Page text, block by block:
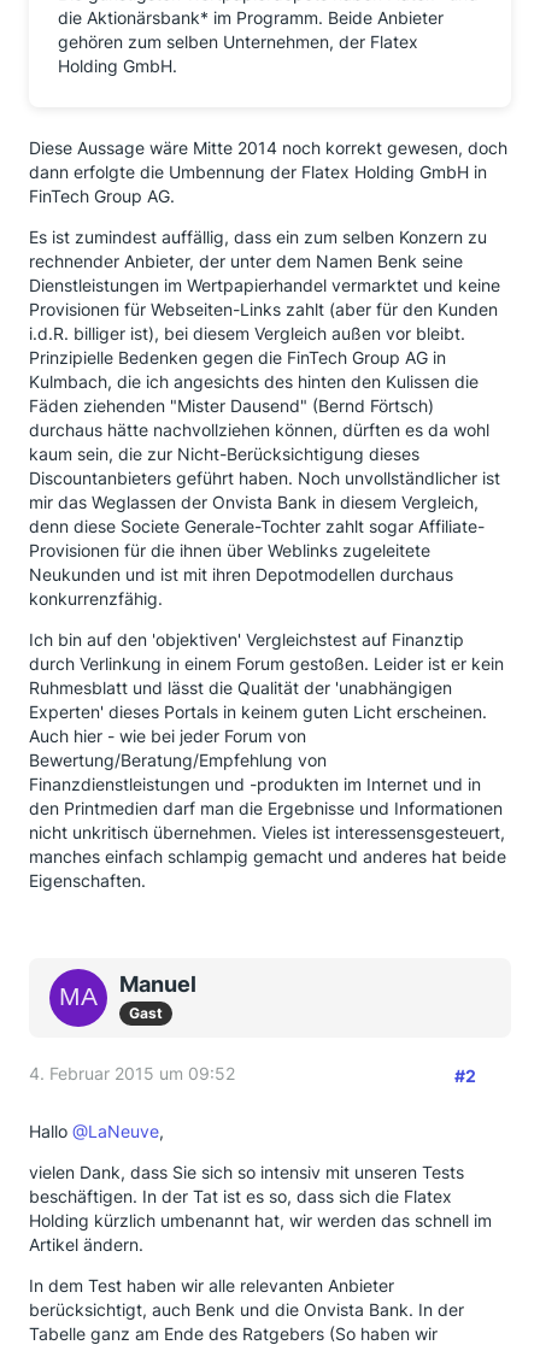
die Aktionärsbank* im Programm. Beide Anbieter
gehören zum selben Unternehmen, der Flatex
Holding GmbH.
Diese Aussage wäre Mitte 2014 noch korrekt gewesen, doch
dann erfolgte die Umbennung der Flatex Holding GmbH in
FinTech Group AG.
Es ist zumindest auffällig, dass ein zum selben Konzern zu
rechnender Anbieter, der unter dem Namen Benk seine
Dienstleistungen im Wertpapierhandel vermarktet und keine
Provisionen für Webseiten-Links zahlt (aber für den Kunden
i.d.R. billiger ist), bei diesem Vergleich außen vor bleibt.
Prinzipielle Bedenken gegen die FinTech Group AG in
Kulmbach, die ich angesichts des hinten den Kulissen die
Fäden ziehenden "Mister Dausend" (Bernd Förtsch)
durchaus hätte nachvollziehen können, dürften es da wohl
kaum sein, die zur Nicht-Berücksichtigung dieses
Discountanbieters geführt haben. Noch unvollständlicher ist
mir das Weglassen der Onvista Bank in diesem Vergleich,
denn diese Societe Generale-Tochter zahlt sogar Affiliate-
Provisionen für die ihnen über Weblinks zugeleitete
Neukunden und ist mit ihren Depotmodellen durchaus
konkurrenzfähig.
Ich bin auf den 'objektiven' Vergleichstest auf Finanztip
durch Verlinkung in einem Forum gestoßen. Leider ist er kein
Ruhmesblatt und lässt die Qualität der 'unabhängigen
Experten' dieses Portals in keinem guten Licht erscheinen.
Auch hier - wie bei jeder Forum von
Bewertung/Beratung/Empfehlung von
Finanzdienstleistungen und -produkten im Internet und in
den Printmedien darf man die Ergebnisse und Informationen
nicht unkritisch übernehmen. Vieles ist interessensgesteuert,
manches einfach schlampig gemacht und anderes hat beide
Eigenschaften.
Manuel
Gast
4. Februar 2015 um 09:52 #2
Hallo @LaNeuve,
vielen Dank, dass Sie sich so intensiv mit unseren Tests
beschäftigen. In der Tat ist es so, dass sich die Flatex
Holding kürzlich umbenannt hat, wir werden das schnell im
Artikel ändern.
In dem Test haben wir alle relevanten Anbieter
berücksichtigt, auch Benk und die Onvista Bank. In der
Tabelle ganz am Ende des Ratgebers (So haben wir